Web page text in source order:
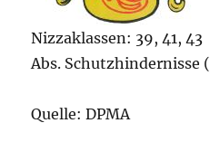
Nizzaklassen: 39, 41, 43
Abs. Schutzhindernisse (
Quelle: DPMA